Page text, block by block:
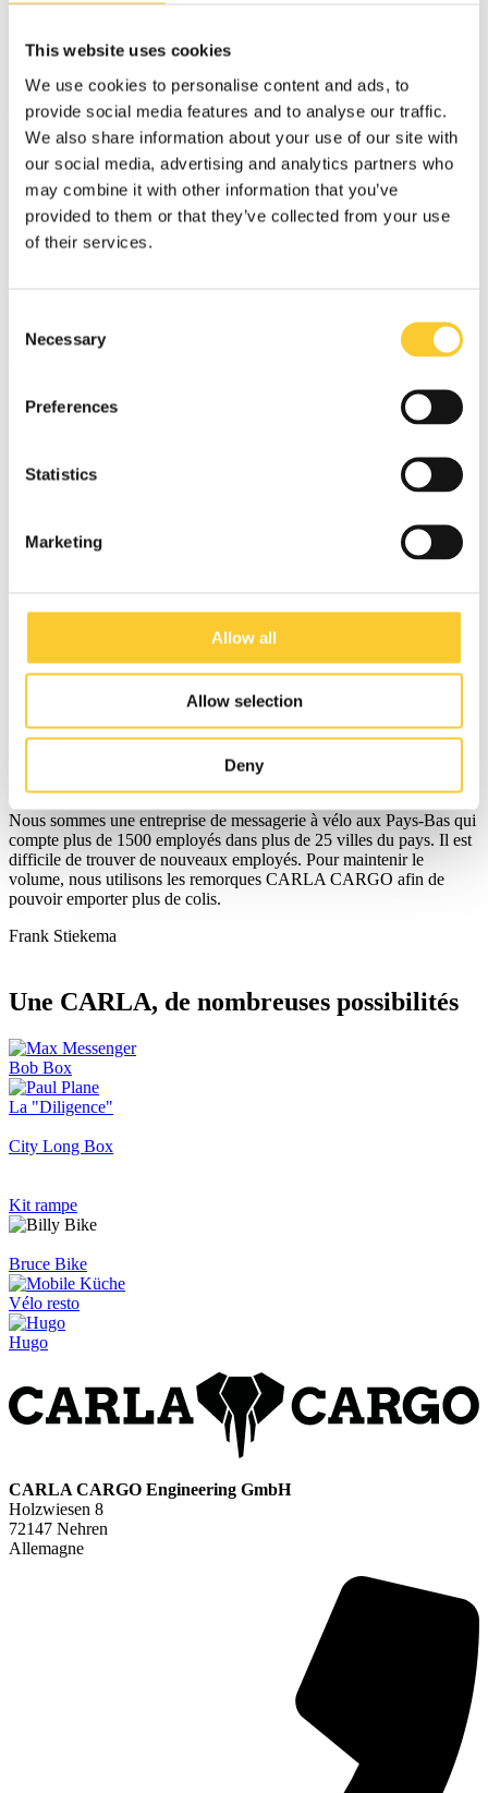
This website uses cookies
We use cookies to personalise content and ads, to
provide social media features and to analyse our traffic.
We also share information about your use of our site with
our social media, advertising and analytics partners who
may combine it with other information that you’ve
provided to them or that they’ve collected from your use
of their services.
Selection
Necessary
Preferences
Statistics
Marketing
Allow all
Allow selection
Deny
Votre solution légère et pratique
prix de base 1178€*
Demander un devis!
* Inclus: 19% TVA
Données techniques
Capacité de chargement
boîte en aluminium robuste
couvercle avec charnière en acier inoxydable, deux sangles et
fermeture étanche à l'air et à l'eau
serrures à pression : Peut être sécurisé par une serrure à
mortaiser, des plombs, un ressort de sécurité ou un cadenas
Options
Serrure
Les amis de CARLA
Nous sommes une entreprise de messagerie à vélo aux Pays-Bas qui
compte plus de 1500 employés dans plus de 25 villes du pays. Il est
difficile de trouver de nouveaux employés. Pour maintenir le
volume, nous utilisons les remorques CARLA CARGO afin de
pouvoir emporter plus de colis.
Frank Stiekema
Une CARLA, de nombreuses possibilités
Bob Box
La "Diligence"
City Long Box
Kit rampe
Bruce Bike
Vélo resto
Hugo
CARLA CARGO Engineering GmbH
Holzwiesen 8
72147 Nehren
Allemagne